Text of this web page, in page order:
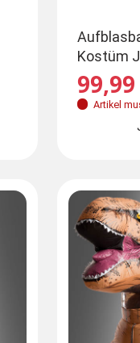
ca. 160-180 cm
Kostüm
Artikel
S